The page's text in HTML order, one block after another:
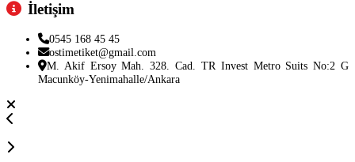
İletişim
0545 168 45 45
ostimetiket@gmail.com
M. Akif Ersoy Mah. 328. Cad. TR Invest Metro Suits No:2 G
Macunköy-Yenimahalle/Ankara